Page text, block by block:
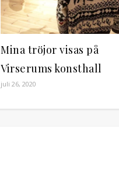
Mina tröjor visas på
Virserums konsthall
juli 26, 2020